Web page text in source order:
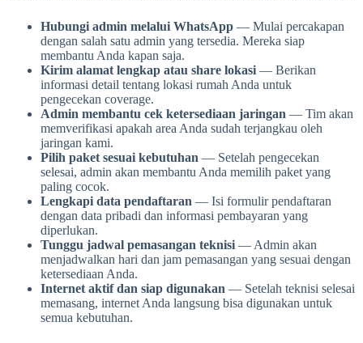
Hubungi admin melalui WhatsApp — Mulai percakapan
dengan salah satu admin yang tersedia. Mereka siap
membantu Anda kapan saja.
Kirim alamat lengkap atau share lokasi — Berikan
informasi detail tentang lokasi rumah Anda untuk
pengecekan coverage.
Admin membantu cek ketersediaan jaringan — Tim akan
memverifikasi apakah area Anda sudah terjangkau oleh
jaringan kami.
Pilih paket sesuai kebutuhan — Setelah pengecekan
selesai, admin akan membantu Anda memilih paket yang
paling cocok.
Lengkapi data pendaftaran — Isi formulir pendaftaran
dengan data pribadi dan informasi pembayaran yang
diperlukan.
Tunggu jadwal pemasangan teknisi — Admin akan
menjadwalkan hari dan jam pemasangan yang sesuai dengan
ketersediaan Anda.
Internet aktif dan siap digunakan — Setelah teknisi selesai
memasang, internet Anda langsung bisa digunakan untuk
semua kebutuhan.